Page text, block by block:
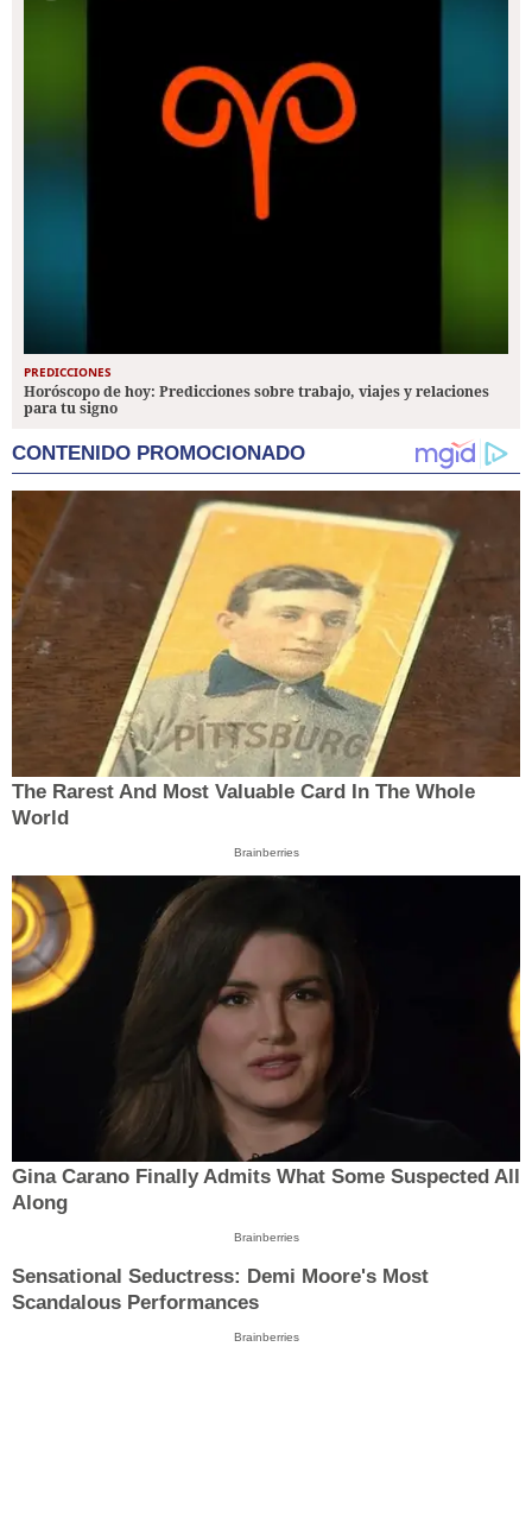
PREDICCIONES
Horóscopo de hoy: Predicciones sobre trabajo, viajes y relaciones
para tu signo
CONTENIDO PROMOCIONADO
The Rarest And Most Valuable Card In The Whole
World
Brainberries
Gina Carano Finally Admits What Some Suspected All
Along
Brainberries
Sensational Seductress: Demi Moore's Most
Scandalous Performances
Brainberries